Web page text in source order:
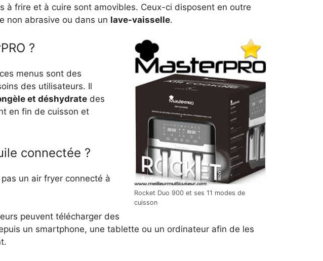
à frire et à cuire sont amovibles. Ceux-ci disposent en outre
non abrasive ou dans un lave-vaisselle.
Rocket Duo 900 et ses 11 modes de
cuisson
?
menus sont des
des utilisateurs. Il
et déshydrate des
en fin de cuisson et
connectée ?
un air fryer connecté à
peuvent télécharger des
un smartphone, une tablette ou un ordinateur afin de les